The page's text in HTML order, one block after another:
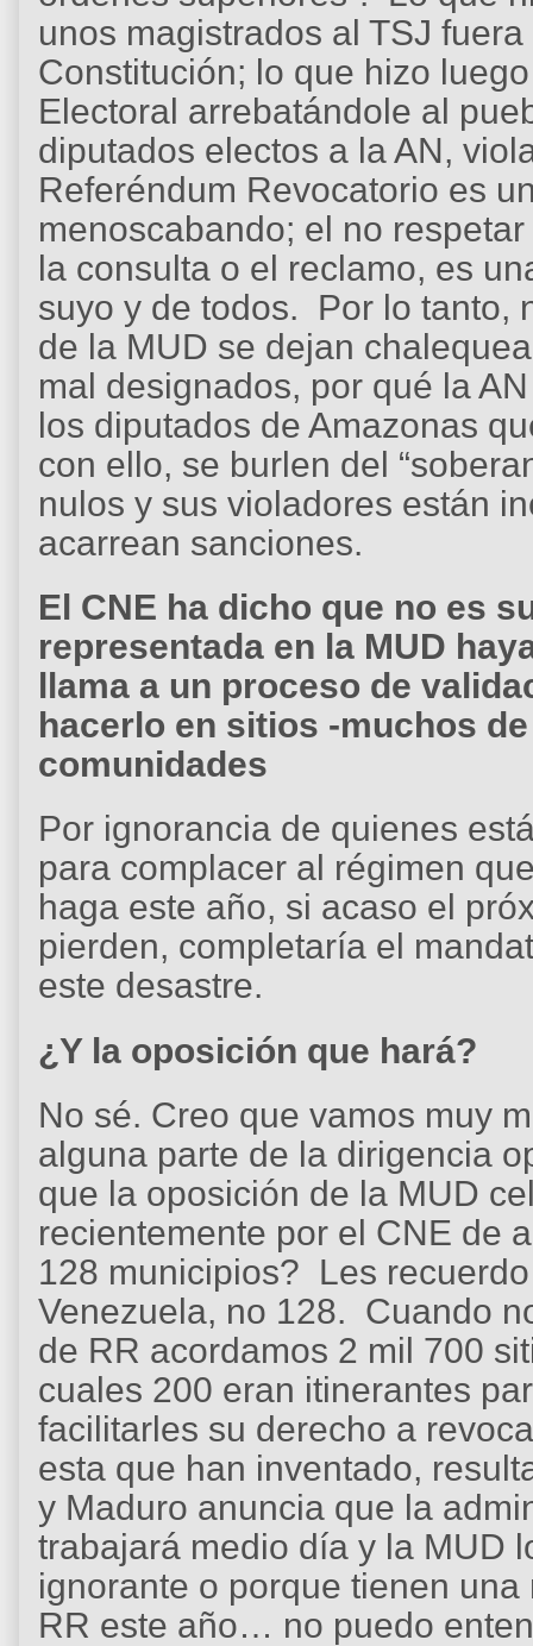
unos magistrados al TSJ
Constitución; lo que hizo
Electoral arrebatándole al
diputados electos a la AN,
Referéndum Revocatorio es
menoscabando; el no
la consulta o el reclamo, es
suyo y de todos. Por lo tanto,
de la MUD se dejan
mal designados, por qué la
los diputados de Amazonas
con ello, se burlen del
nulos y sus violadores están
acarrean sanciones.
El CNE ha dicho que no es
representada en la MUD
llama a un proceso de
hacerlo en sitios -muchos
comunidades
Por ignorancia de quienes
para complacer al régimen
haga este año, si acaso el
pierden, completaría el
este desastre.
¿Y la oposición que hará?
No sé. Creo que vamos muy
alguna parte de la dirigencia
que la oposición de la MUD
recientemente por el CNE de
128 municipios? Les
Venezuela, no 128. Cuando
de RR acordamos 2 mil 700
cuales 200 eran itinerantes
facilitarles su derecho a
esta que han inventado,
y Maduro anuncia que la
trabajará medio día y la MUD
ignorante o porque tienen
RR este año… no puedo